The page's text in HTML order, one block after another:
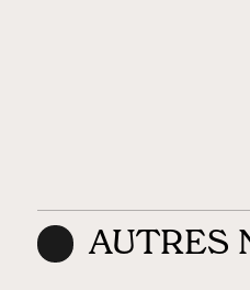
AUTRES